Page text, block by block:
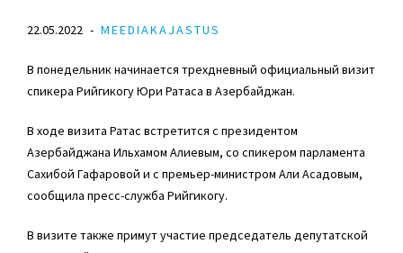
22.05.2022 MEEDIAKAJASTUS
В понедельник начинается трехдневный официальный визит
спикера РийгикогуЮри Ратаса в Азербайджан.
В ходе визита Ратас встретится с президентом
Азербайджана Ильхамом Алиевым, со спикером парламента
Сахибой Гафаровой и с премьер-министром Али Асадовым,
сообщила пресс-служба Рийгикогу.
В визите также примут участие председатель депутатской